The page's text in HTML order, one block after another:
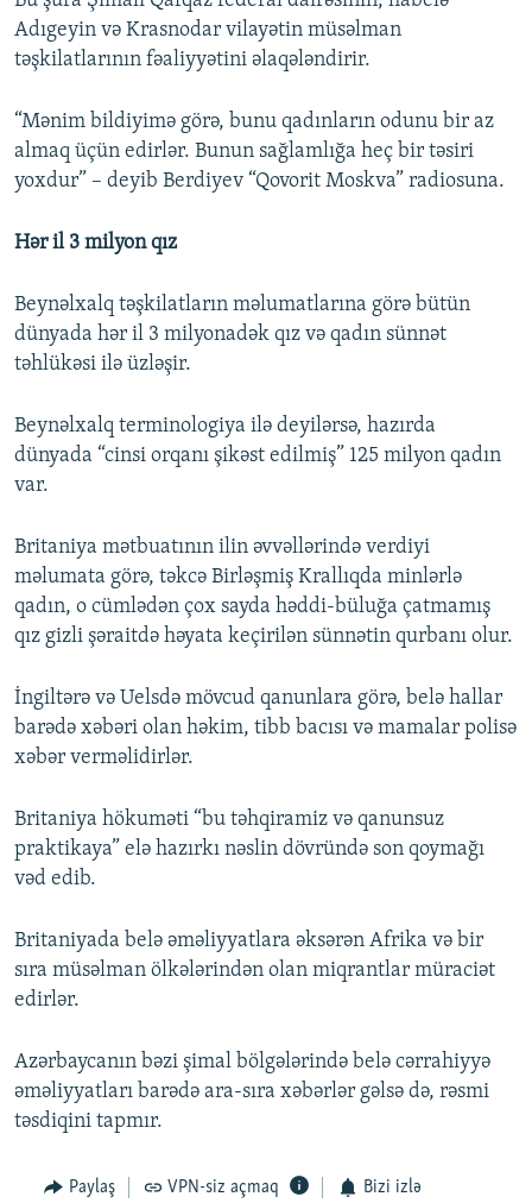
Adıgeyin və Krasnodar vilayətin müsəlman
təşkilatlarının fəaliyyətini əlaqələndirir.
“Mənim bildiyimə görə, bunu qadınların odunu bir az
almaq üçün edirlər. Bunun sağlamlığa heç bir təsiri
yoxdur” – deyib Berdiyev “Qovorit Moskva” radiosuna.
Hər il 3 milyon qız
Beynəlxalq təşkilatların məlumatlarına görə bütün
dünyada hər il 3 milyonadək qız və qadın sünnət
təhlükəsi ilə üzləşir.
Beynəlxalq terminologiya ilə deyilərsə, hazırda
dünyada “cinsi orqanı şikəst edilmiş” 125 milyon qadın
var.
Britaniya mətbuatının ilin əvvəllərində verdiyi
məlumata görə, təkcə Birləşmiş Krallıqda minlərlə
qadın, o cümlədən çox sayda həddi-büluğa çatmamış
qız gizli şəraitdə həyata keçirilən sünnətin qurbanı olur.
İngiltərə və Uelsdə mövcud qanunlara görə, belə hallar
barədə xəbəri olan həkim, tibb bacısı və mamalar polisə
xəbər verməlidirlər.
Britaniya hökuməti “bu təhqiramiz və qanunsuz
praktikaya” elə hazırkı nəslin dövründə son qoymağı
vəd edib.
Britaniyada belə əməliyyatlara əksərən Afrika və bir
sıra müsəlman ölkələrindən olan miqrantlar müraciət
edirlər.
Azərbaycanın bəzi şimal bölgələrində belə cərrahiyyə
əməliyyatları barədə ara-sıra xəbərlər gəlsə də, rəsmi
təsdiqini tapmır.
Paylaş VPN-siz açmaq Bizi izlə